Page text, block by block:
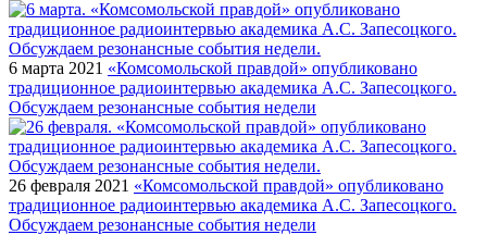
6 марта 2021 «Комсомольской правдой» опубликовано
традиционное радиоинтервью академика А.С. Запесоцкого.
Обсуждаем резонансные события недели
26 февраля 2021 «Комсомольской правдой» опубликовано
традиционное радиоинтервью академика А.С. Запесоцкого.
Обсуждаем резонансные события недели